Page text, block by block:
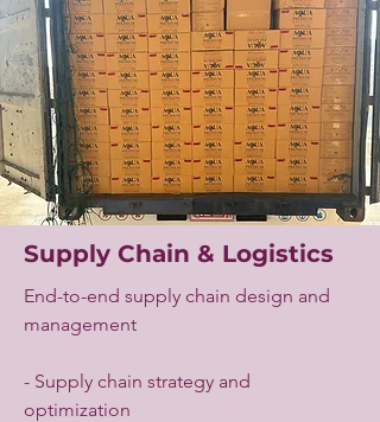
Supply Chain & Logistics
End-to-end supply chain design and
management
- Supply chain strategy and
optimization